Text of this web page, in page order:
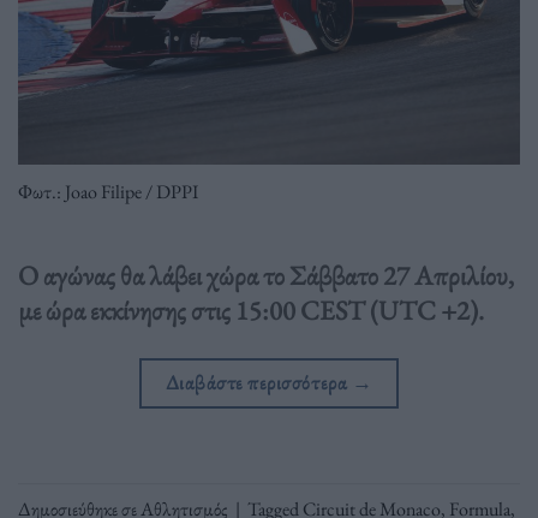
Φωτ.: Joao Filipe / DPPI
Ο αγώνας θα λάβει χώρα το Σάββατο 27 Απριλίου,
με ώρα εκκίνησης στις 15:00 CEST (UTC +2).
Διαβάστε περισσότερα →
Δημοσιεύθηκε σεΑθλητισμός | TaggedCircuit de Monaco, Formula,